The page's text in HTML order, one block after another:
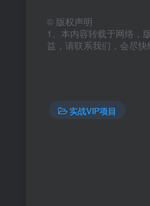
© 版权声明
1、本内容转载于网络，
益，请联系我们，会尽
实战VIP项目